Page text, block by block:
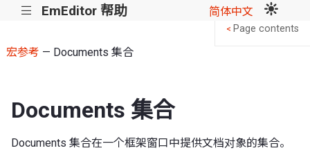
||| EmEditor 帮助 简体中文
宏参考 — Documents 集合
Documents 集合
Documents 集合在一个框架窗口中提供文档对象的集合。
< Page contents